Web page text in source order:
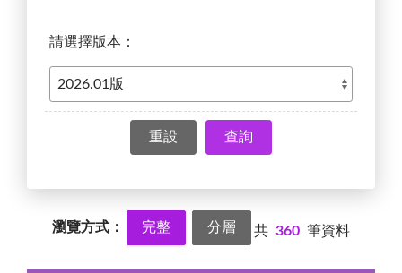
請選擇版本：
查詢
瀏覽方式： 完整 分層 共 360 筆資料